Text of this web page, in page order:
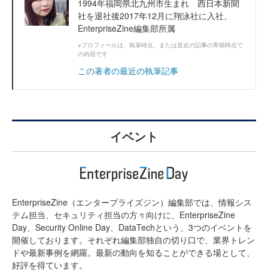
1994年福岡県北九州市生まれ 西日本新聞
社を退社後2017年12月に翔泳社に入社、
EnterpriseZine編集部所属
※プロフィールは、執筆時点、または直近の記事の寄稿時点で
の内容です
この著者の最近の執筆記事
イベント
EnterpriseZine（エンタープライズジン）編集部では、情報シス
テム担当、セキュリティ担当の方々向けに、EnterpriseZine
Day、Security Online Day、DataTechという、3つのイベントを
開催しております。それぞれ編集部独自の切り口で、業界トレン
ドや最新事例を網羅。最新の動向を知ることができる場として、
好評を得ています。